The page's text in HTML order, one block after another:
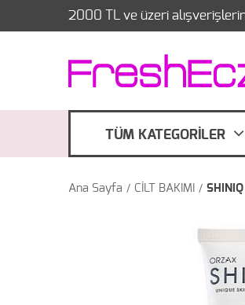
2000 TL ve üzeri
TÜM KATEGORİLER
Ana Sayfa CİLT BAKIMI